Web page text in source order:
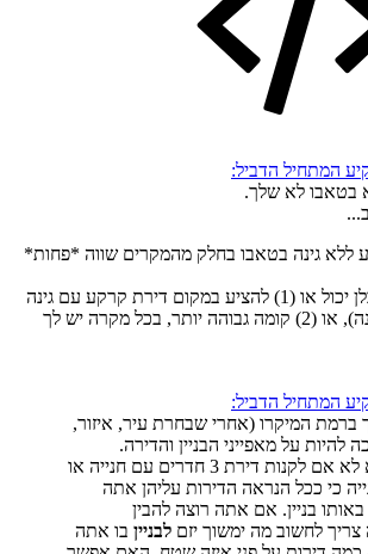
המתחיל הדביל:
בטאבו לא שלך.
ללא גינה בטאבו בחלק מהמקרים שווה *פחות*
עכשיו בפינוי בינוי הקבלן יכול או (1) להציע במקום דירת קרקע עם גינה
(כי בד״כ עושים עם גינה), או (2) קומה גבוהה יותר, בכל מקרה יש לך
המתחיל הדביל:
המיקרו (אחרי שבחרת עיר, איזור,
להיות על מאפייני הבניין והדירה.
ההתלבטות היא לא אם לקנות דירת 3 חדרים עם חנייה או
כי ככל הנראה הדירות עליהן אתה
בניין. אם אתה רוצה להבין
לחשוב מה ימשוך יזם לבניין בו אתה